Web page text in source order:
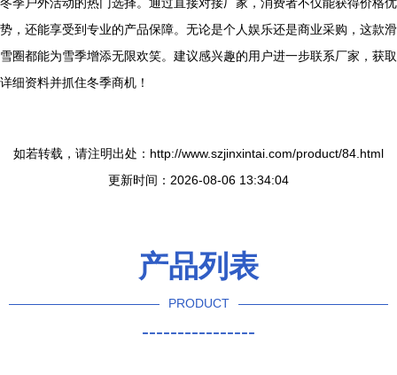
势，还能享受到专业的产品保障。无论是个人娱乐还是商业采购，这款滑
雪圈都能为雪季增添无限欢笑。建议感兴趣的用户进一步联系厂家，获取
详细资料并抓住冬季商机！
如若转载，请注明出处：http://www.szjinxintai.com/product/84.html
更新时间：2026-08-06 13:34:04
产品列表
PRODUCT
----------------